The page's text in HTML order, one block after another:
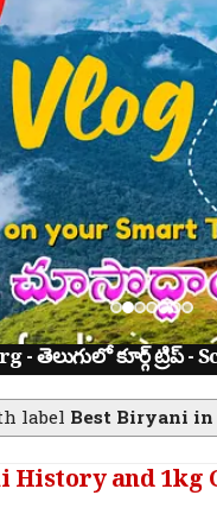
తెలుగులో కూర్గ్ ట్రిప్ -
label Best Biryani in
and 1kg